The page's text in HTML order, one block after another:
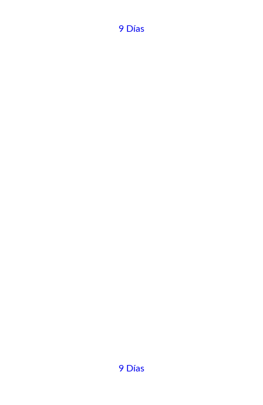
9 Días
9 Días